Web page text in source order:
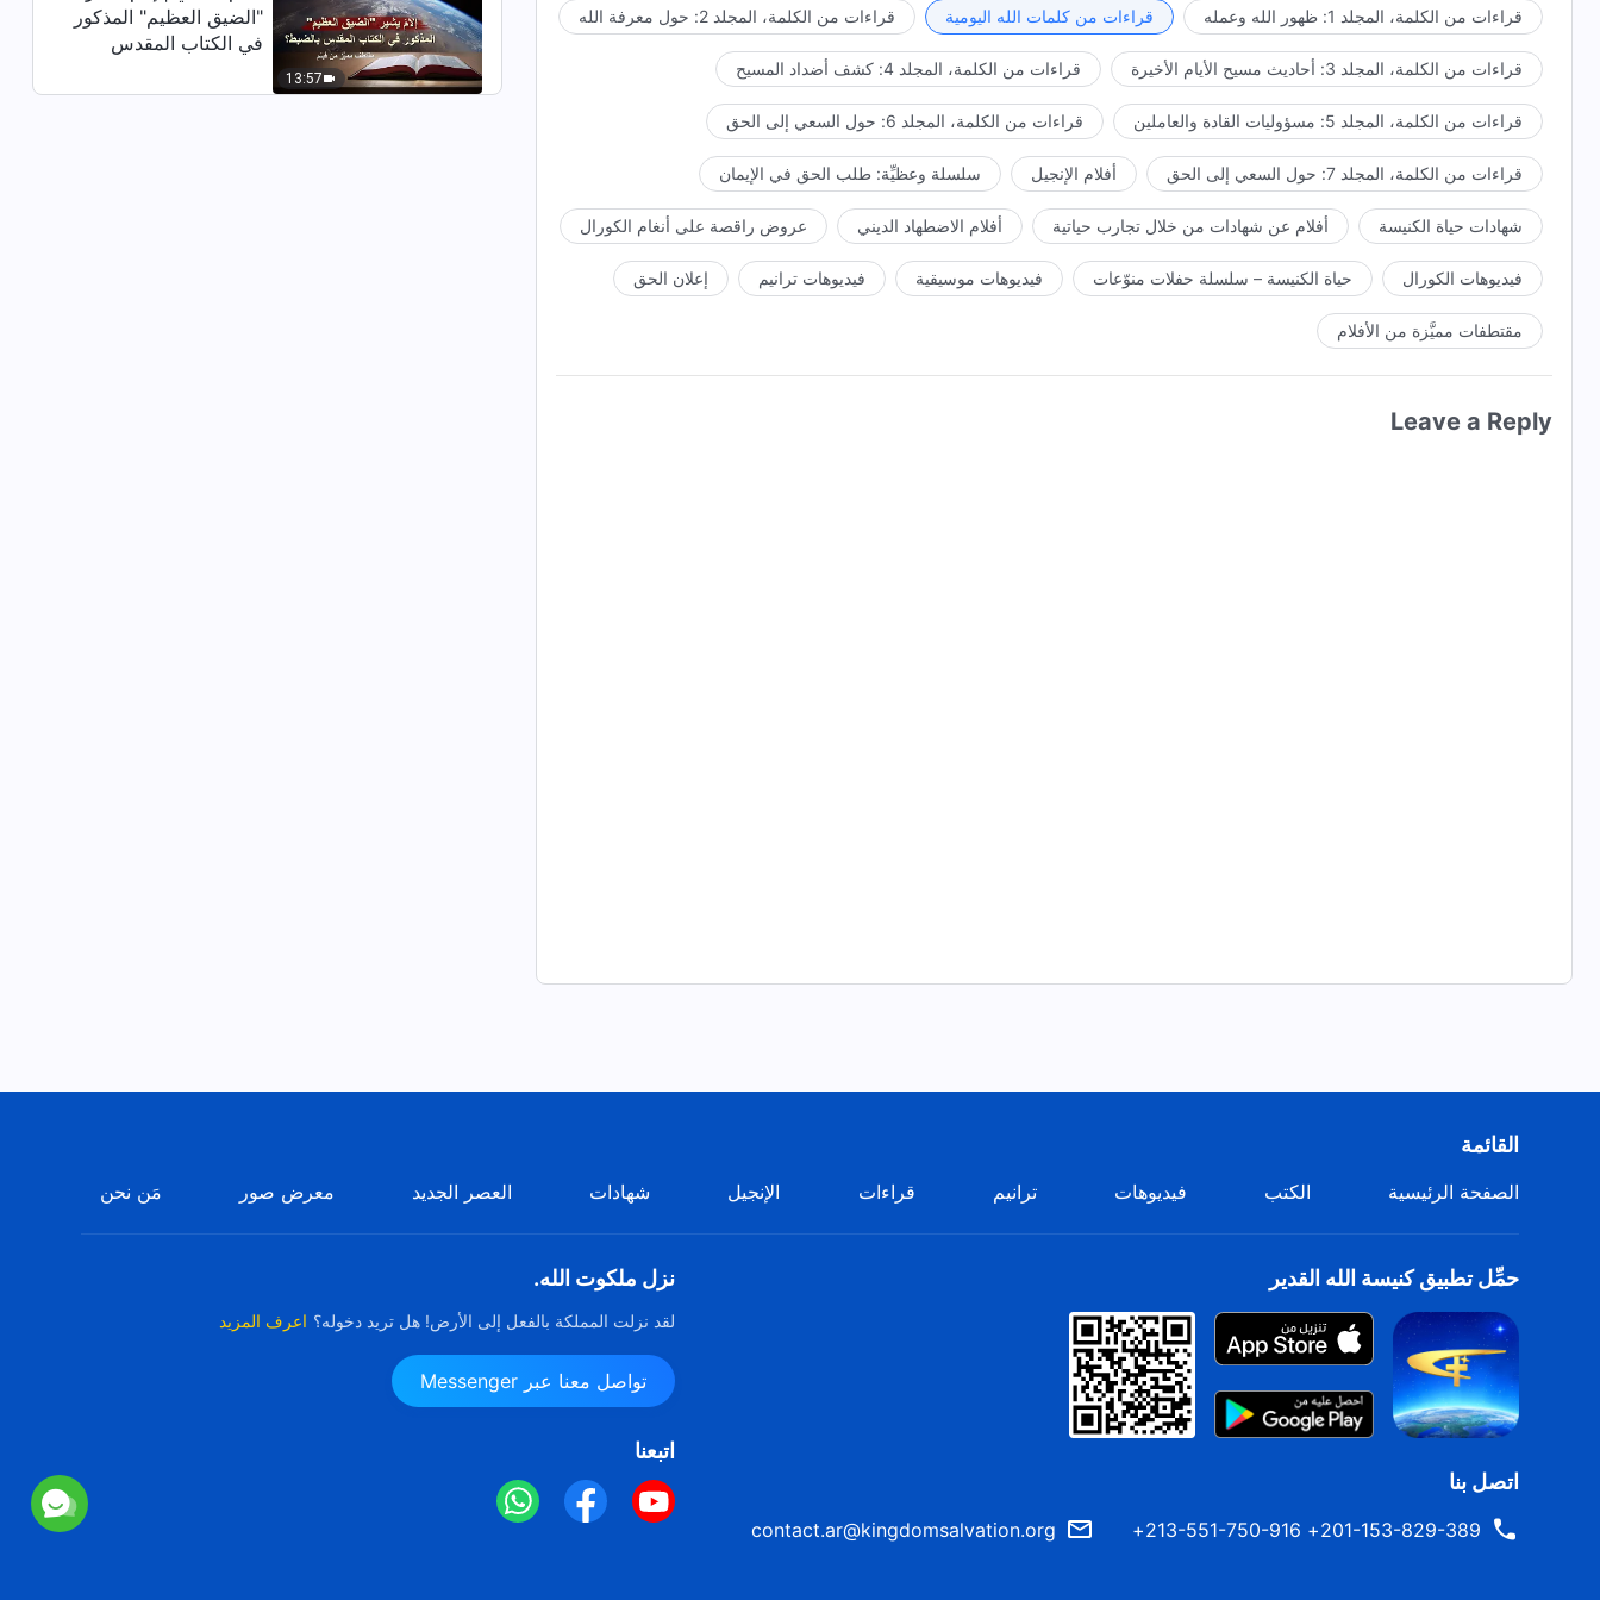
6:52
كلمات الله اليومية: الدخول إلى
الحياة | اقتباس 457
قراءات من الكلمة، المجلد 1: ظهور الله وعمله قراءات من كلمات الله اليومية قراءات من الكلمة، المجلد 2: حول معرفة الله
قراءات من الكلمة، المجلد 3: أحاديث مسيح الأيام الأخيرة قراءات من الكلمة، المجلد 4: كشف أضداد المسيح
قراءات من الكلمة، المجلد 5: مسؤوليات القادة والعاملين قراءات من الكلمة، المجلد 6: حول السعي إلى الحق
قراءات من الكلمة، المجلد 7: حول السعي إلى الحق أفلام الإنجيل سلسلة وعظيِّة: طلب الحق في الإيمان
شهادات حياة الكنيسة أفلام عن شهادات من خلال تجارب حياتية أفلام الاضطهاد الديني عروض راقصة على أنغام الكورال
فيديوهات الكورال حياة الكنيسة – سلسلة حفلات منوّعات فيديوهات موسيقية فيديوهات ترانيم إعلان الحق
مقتطفات مميَّزة من الأفلام
Leave a Reply
13:57
"الضيق العظيم" المذكور
في الكتاب المقدس
من فيلم)
القائمة
الصفحة الرئيسية الكتب فيديوهات ترانيم قراءات الإنجيل شهادات العصر الجديد معرض صور مَن نحن
حمِّل تطبيق كنيسة الله القدير
اتصل بنا
201-153-829-389+ 213-551-750-916+
contact.ar@kingdomsalvation.org
نزل ملكوت الله.
لقد نزلت المملكة بالفعل إلى الأرض! هل تريد دخوله؟ اعرف المزيد
تواصل معنا عبر Messenger
اتبعنا